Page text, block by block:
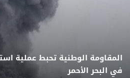
المقاومة الوطنية تحبط عملية
في البحر الأحمر